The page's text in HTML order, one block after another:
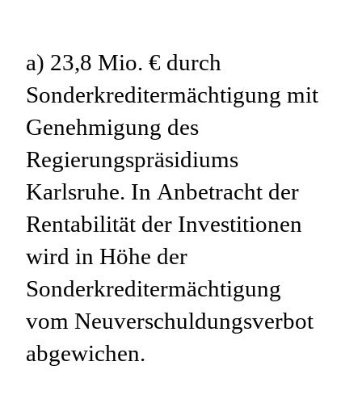
a) 23,8 Mio. € durch
Sonderkreditermächtigung mit
Genehmigung des
Regierungspräsidiums
Karlsruhe. In Anbetracht der
Rentabilität der Investitionen
wird in Höhe der
Sonderkreditermächtigung
vom Neuverschuldungsverbot
abgewichen.